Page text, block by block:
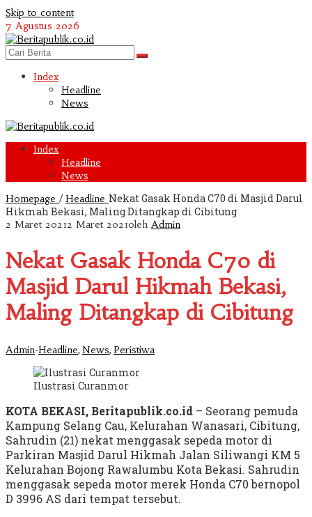
Skip to content
7 Agustus 2026
Index
Headline
News
Index
Headline
News
Homepage /Headline Nekat Gasak Honda C70 di Masjid Darul
Hikmah Bekasi, Maling Ditangkap di Cibitung
2 Maret 20212 Maret 2021oleh Admin
Nekat Gasak Honda C70 di
Masjid Darul Hikmah Bekasi,
Maling Ditangkap di Cibitung
Admin-Headline, News, Peristiwa
Ilustrasi Curanmor
KOTA BEKASI, Beritapublik.co.id – Seorang pemuda
Kampung Selang Cau, Kelurahan Wanasari, Cibitung,
Sahrudin (21) nekat menggasak sepeda motor di
Parkiran Masjid Darul Hikmah Jalan Siliwangi KM 5
Kelurahan Bojong Rawalumbu Kota Bekasi. Sahrudin
menggasak sepeda motor merek Honda C70 bernopol
D 3996 AS dari tempat tersebut.